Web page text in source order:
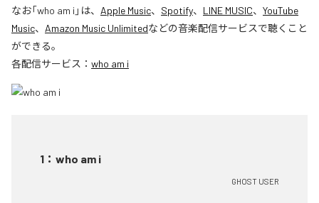
なお「who am i 」は、 Apple Music、 Spotify、 LINE MUSIC、 YouTube
Music、 Amazon Music Unlimitedなどの音楽配信サービスで聴くこと
ができる。
各配信サービス： who am i
1 ： who am i
GHOST USER